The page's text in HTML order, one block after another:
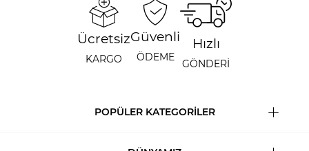
Ücretsiz
KARGO
Güvenli
ÖDEME
Hızlı
GÖNDERİ
POPÜLER KATEGORİLER